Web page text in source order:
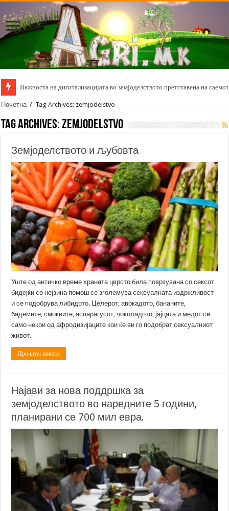
Важноста на дигитализацијата во земјоделството претставена на
Почетна / Tag Archives: zemjodelstvo
Tag Archives:zemjodelstvo
Земјоделството и љубовта
Уште од античко време храната цврсто била поврзувана со сексот
бидејќи со нејзина помош се зголемува сексуалната издржливост
и се подобрува либидото. Целерот, авокадото, бананите,
бадемите, смоквите, аспарагусот, чоколадото, јајцата и медот се
само некои од афродизијаците кои ќе ви го подобрат сексуалниот
живот.
Прочитај повеќе
Најави за нова поддршка за
земјоделството во наредните 5 години,
планирани се 700 мил евра.